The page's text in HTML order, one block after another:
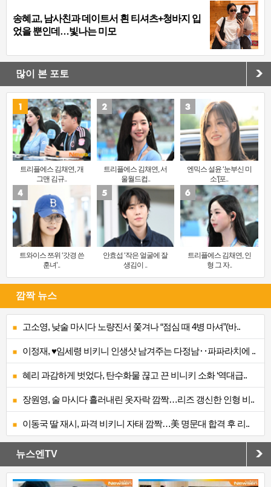
송혜교, 남사친과 데이트서 흰 티셔츠+청바지 입
었을 뿐인데…빛나는 미모
많이 본 포토
트리플에스 김채연, 개
그맨 김규..
트리플에스 김채연, 서
울월드컵..
엔믹스 설윤 ‘눈부신 미
소’[포..
트와이스 쯔위 ‘갓경 쓴
훈녀’..
안효섭 ‘작은 얼굴에 잘
생김이 ..
트리플에스 김채연, 인
형 그 자..
깜짝 뉴스
고소영, 낮술 마시다 노량진서 쫓겨나 “점심 때 4병 마셔”(바..
이정재, ♥임세령 비키니 인생샷 남겨주는 다정남‥파파라치에 ..
혜리 과감하게 벗었다, 탄수화물 끊고 끈 비니키 소화 ‘역대급..
장원영, 술 마시다 흘러내린 옷자락 깜짝…리즈 갱신한 인형 비..
이동국 딸 재시, 파격 비키니 자태 깜짝…美 명문대 합격 후 리..
뉴스엔TV